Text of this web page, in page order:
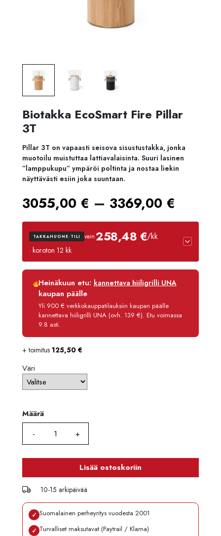
Biotakka EcoSmart Fire Pillar
3T
Pillar 3T on vapaasti seisova sisustustakka, jonka
muotoilu muistuttaa lattiavalaisinta. Suuri lasinen
”lamppukupu” ympäröi poltinta ja nostaa liekin
näyttävästi esiin joka suuntaan.
3055,00 € – 3369,00 €
TAKKAHUONE-TILI vain258,48 €/kk
· koroton 12 kk
Luottoaika
12 kk
Korko
Käsittelymaksu
3,90 €/kk
Maksettava yhteensä
3 101,80 €
Heinäkuun etu: kannettava hiiligrilli UNA
kaupan päälle
Yli 900 € verkkokauppatilauksiin kaupan päälle
kannettava hiiligrilli UNA (ovh. 139 €). Etu voimassa
9.8 asti.
+ toimitus 125,50 €
Väri
Määrä
Määrä
Lisää ostoskoriin
10-15 arkipäivää
✓ Suomalainen perheyritys vuodesta 2001
✓ Turvalliset maksutavat (Paytrail / Klarna)